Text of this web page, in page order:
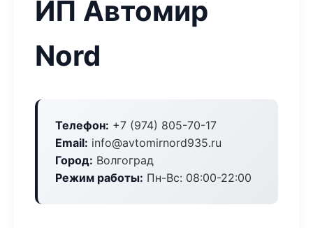
ИП Автомир
Nord
Телефон: +7 (974) 805-70-17
Email: info@avtomirnord935.ru
Город: Волгоград
Режим работы: Пн-Вс: 08:00-22:00